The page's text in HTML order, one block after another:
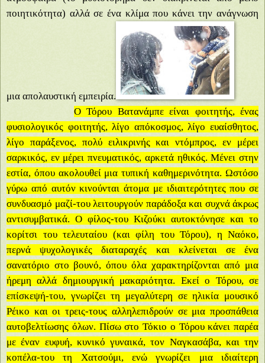
ποιητικότητα) αλλά σε ένα κλίμα που κάνει την ανάγνωση
μια απολαυστική εμπειρία.
Ο Τόρου Βατανάμπε είναι φοιτητής, ένας
φυσιολογικός φοιτητής, λίγο απόκοσμος, λίγο ευαίσθητος,
λίγο παράξενος, πολύ ειλικρινής και ντόμπρος, εν μέρει
σαρκικός, εν μέρει πνευματικός, αρκετά ηθικός. Μένει στην
εστία, όπου ακολουθεί μια τυπική καθημερινότητα. Ωστόσο
γύρω από αυτόν κινούνται άτομα με ιδιαιτερότητες που σε
συνδυασμό μαζί-του λειτουργούν παράδοξα και συχνά άκρως
αντισυμβατικά. Ο φίλος-του Κιζούκι αυτοκτόνησε και το
κορίτσι του τελευταίου (και φίλη του Τόρου), η Ναόκο,
περνά ψυχολογικές διαταραχές και κλείνεται σε ένα
σανατόριο στο βουνό, όπου όλα χαρακτηρίζονται από μια
ήρεμη αλλά δημιουργική μακαριότητα. Εκεί ο Τόρου, σε
επίσκεψή-του, γνωρίζει τη μεγαλύτερη σε ηλικία μουσικό
Ρέικο και οι τρεις-τους αλληλεπιδρούν σε μια προσπάθεια
αυτοβελτίωσης όλων. Πίσω στο Τόκιο ο Τόρου κάνει παρέα
με έναν ευφυή, κυνικό γυναικά, τον Ναγκασάβα, και την
κοπέλα-του τη Χατσούμι, ενώ γνωρίζει μια ιδιαίτερη